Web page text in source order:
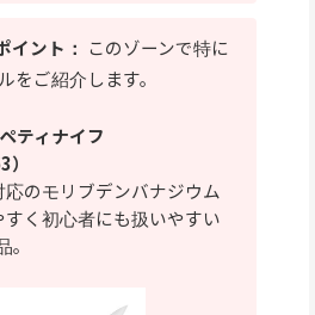
イント： このゾーンで特に
をご紹介します。
ティナイフ
のモリブデンバナジウム
く初心者にも扱いやすい